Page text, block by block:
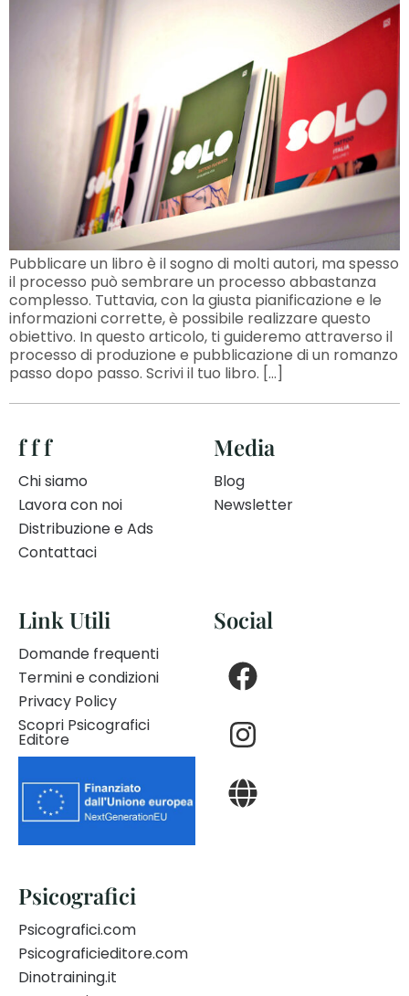
Pubblicare un libro è il sogno di molti autori, ma spesso
il processo può sembrare un processo abbastanza
complesso. Tuttavia, con la giusta pianificazione e le
informazioni corrette, è possibile realizzare questo
obiettivo. In questo articolo, ti guideremo attraverso il
processo di produzione e pubblicazione di un romanzo
passo dopo passo. Scrivi il tuo libro. […]
f f f
Chi siamo
Lavora con noi
Distribuzione e Ads
Contattaci
Media
Blog
Newsletter
Link Utili
Domande frequenti
Termini e condizioni
Privacy Policy
Scopri Psicografici
Editore
Social
Psicografici
Psicografici.com
Psicograficieditore.com
Dinotraining.it